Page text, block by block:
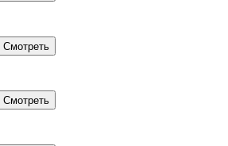
Смотреть
Смотреть